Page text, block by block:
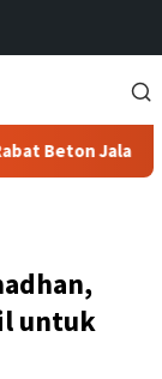
Jalan Masjid Al
untuk